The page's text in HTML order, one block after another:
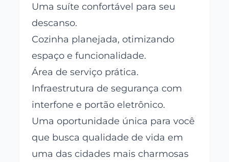
Uma suíte confortável para seu
descanso.
Cozinha planejada, otimizando
espaço e funcionalidade.
Área de serviço prática.
Infraestrutura de segurança com
interfone e portão eletrônico.
Uma oportunidade única para você
que busca qualidade de vida em
uma das cidades mais charmosas